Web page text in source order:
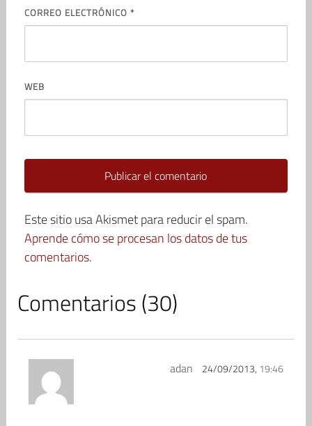
CORREO ELECTRÓNICO *
WEB
Este sitio usa Akismet para reducir el spam.
Aprende cómo se procesan los datos de tus
comentarios.
Comentarios (30)
adan 24/09/2013, 19:46